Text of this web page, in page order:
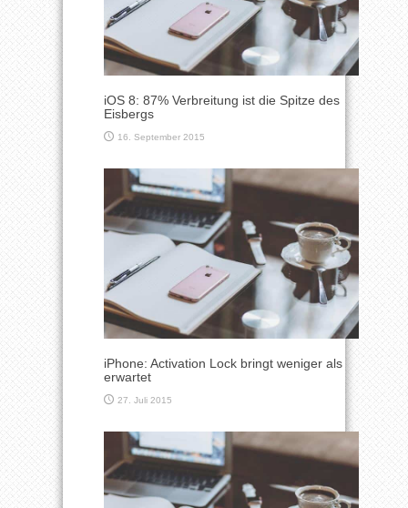
iOS 8: 87% Verbreitung ist die Spitze des
Eisbergs
16. September 2015
iPhone: Activation Lock bringt weniger als
erwartet
27. Juli 2015